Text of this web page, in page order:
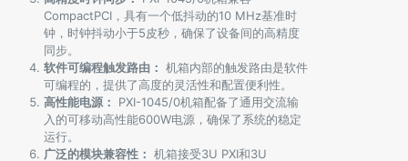
CompactPCI，具有一个低抖动的10 MHz基准时
钟，时钟抖动小于5皮秒，确保了设备间的高精度
同步。
软件可编程触发路由： 机箱内部的触发路由是软件
可编程的，提供了高度的灵活性和配置便利性。
高性能电源：
PXI-1045/0机箱配备了通用交流输
入的可移动高性能600W电源，确保了系统的稳定
运行。
广泛的模块兼容性： 机箱接受3U PXI和3U